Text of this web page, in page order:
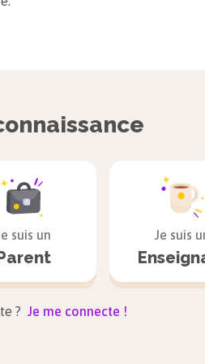
Il fonde ainsi au seuil de sa vie
suis un Je suis
? Je me connecte !